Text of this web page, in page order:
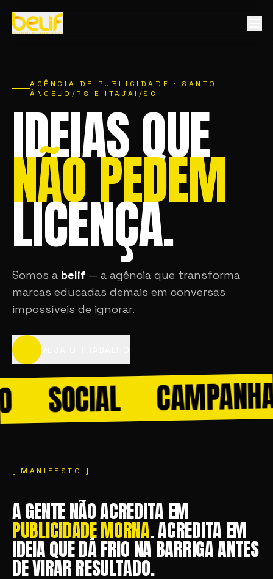
AGÊNCIA DE PUBLICIDADE · SANTO
ÂNGELO/RS E ITAJAÍ/SC
IDEIAS QUE
NÃO PEDEM
LICENÇA.
Somos a belif — a agência que transforma
marcas educadas demais em conversas
impossíveis de ignorar.
SOCIAL
[ MANIFESTO ]
A GENTE NÃO ACREDITA EM
PUBLICIDADE MORNA. ACREDITA EM
IDEIA QUE DÁ FRIO NA BARRIGA ANTES
DE VIRAR RESULTADO.